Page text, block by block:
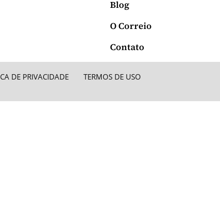
Blog
O Correio
Contato
DE PRIVACIDADE TERMOS DE USO